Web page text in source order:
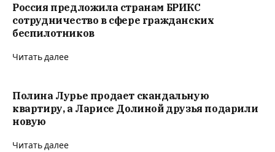
Россия предложила странам БРИКС
сотрудничество в сфере гражданских
беспилотников
Читать далее
Полина Лурье продает скандальную
квартиру, а Ларисе Долиной друзья подарили
новую
Читать далее